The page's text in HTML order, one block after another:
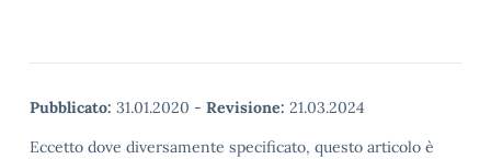
Pubblicato: 31.01.2020 - Revisione: 21.03.2024
Eccetto dove diversamente specificato, questo articolo è